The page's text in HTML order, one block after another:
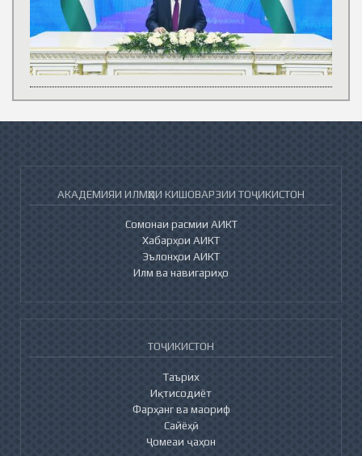
АКАДЕМИЯИ ИЛМҲОИ КИШОВАРЗИИ ТОҶИКИСТОН
Сомонаи расмии АИКТ
Хабарҳои АИКТ
Эълонҳои АИКТ
Илм ва навигариҳо
ТОҶИКИСТОН
Таърих
Иқтисодиёт
Фарҳанг ва маориф
Сайёҳӣ
Ҷомеаи ҷаҳон